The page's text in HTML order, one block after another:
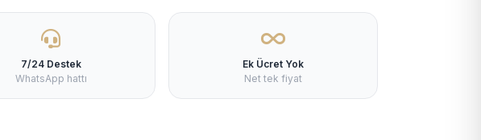
7/24 Destek
WhatsApp hattı
Ek Ücret Yok
Net tek fiyat